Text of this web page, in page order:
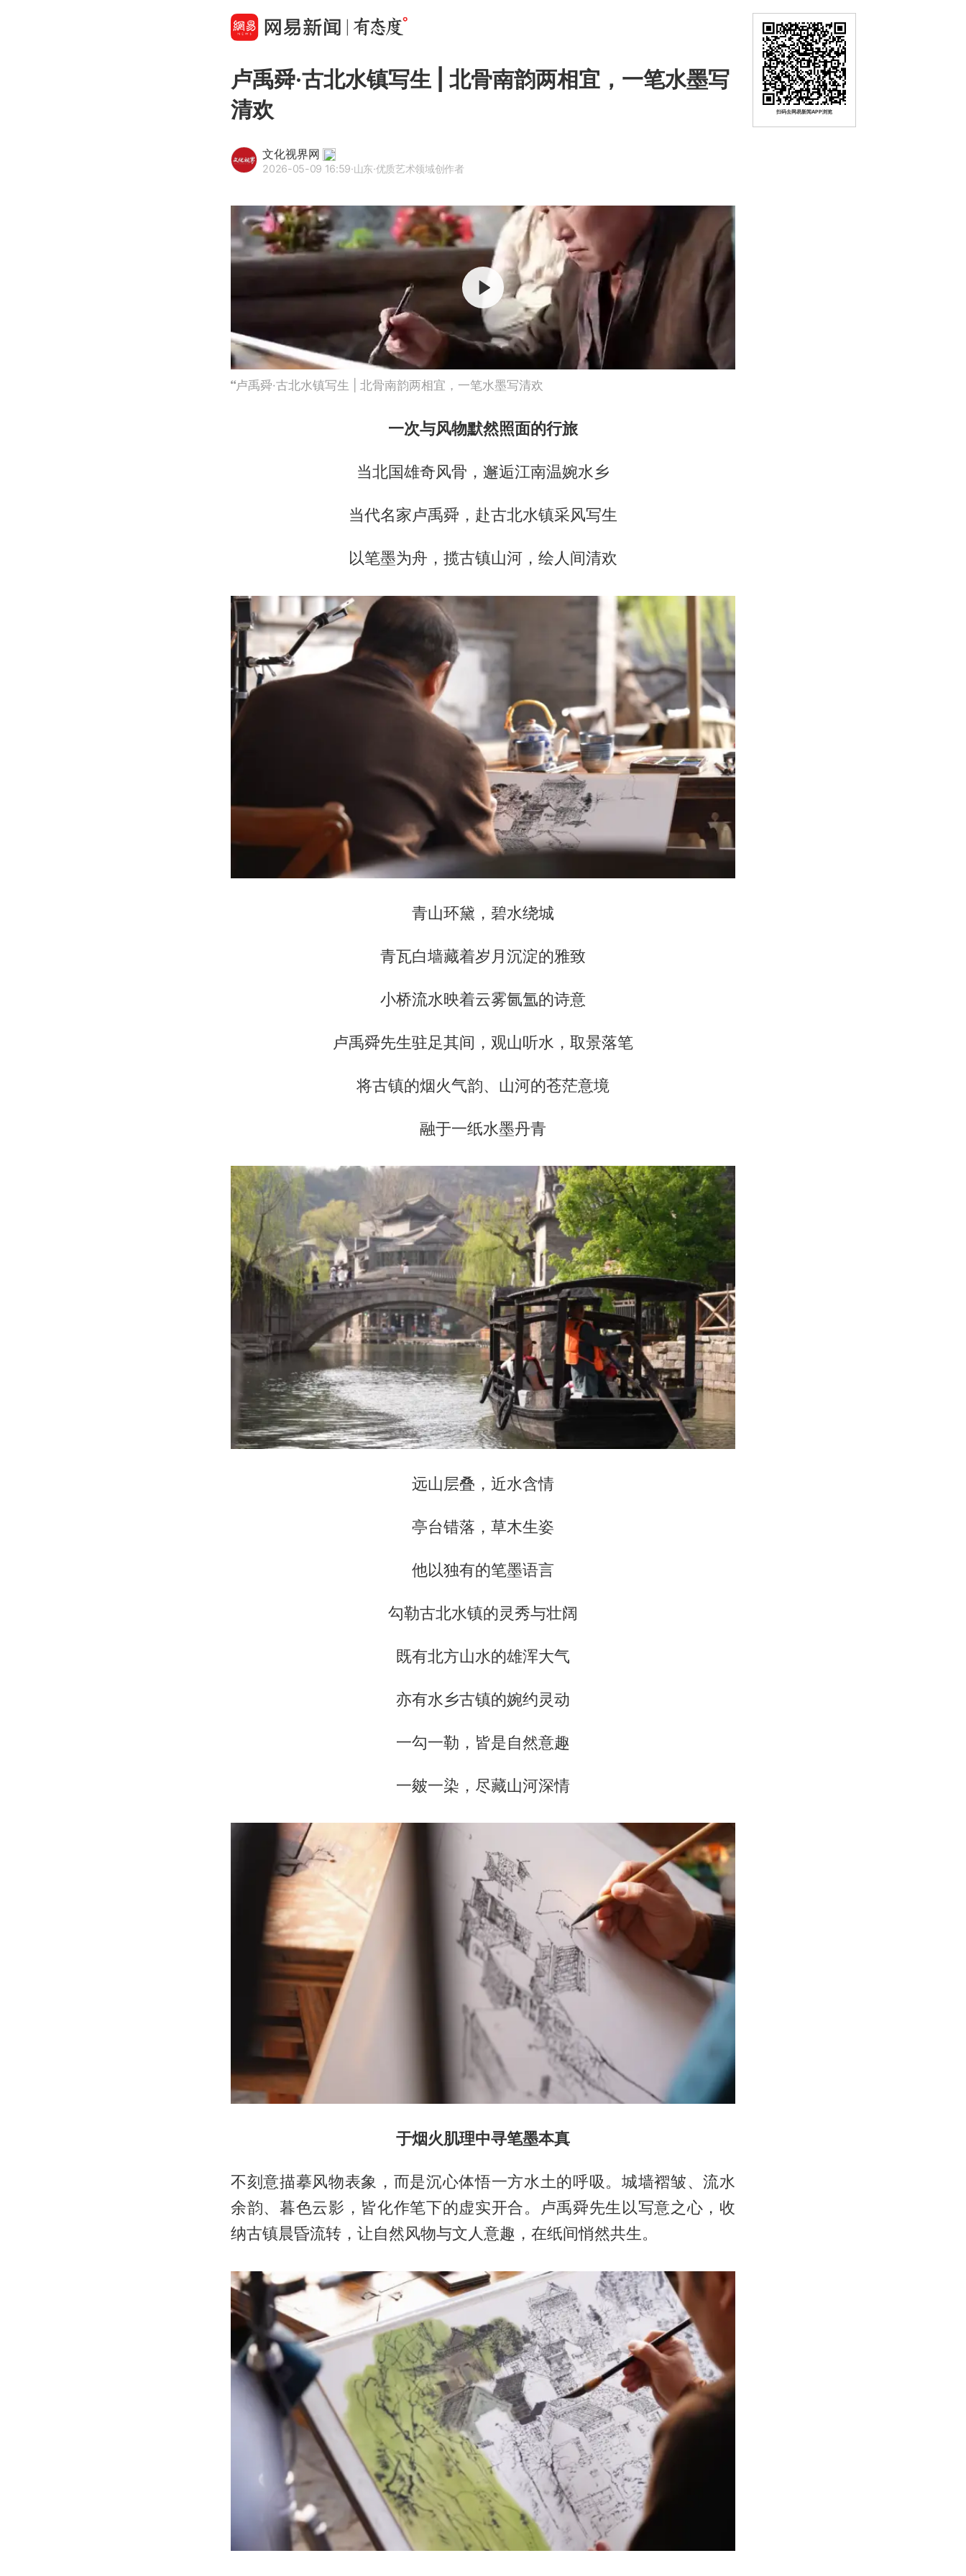
卢禹舜·古北水镇写生 | 北骨南韵两相宜，一笔水墨写
清欢
文化视界网
2026-05-09 16:59·山东·优质艺术领域创作者
卢禹舜·古北水镇写生 | 北骨南韵两相宜，一笔水墨写清欢
一次与风物默然照面的行旅
当北国雄奇风骨，邂逅江南温婉水乡
当代名家卢禹舜，赴古北水镇采风写生
以笔墨为舟，揽古镇山河，绘人间清欢
青山环黛，碧水绕城
青瓦白墙藏着岁月沉淀的雅致
小桥流水映着云雾氤氲的诗意
卢禹舜先生驻足其间，观山听水，取景落笔
将古镇的烟火气韵、山河的苍茫意境
融于一纸水墨丹青
远山层叠，近水含情
亭台错落，草木生姿
他以独有的笔墨语言
勾勒古北水镇的灵秀与壮阔
既有北方山水的雄浑大气
亦有水乡古镇的婉约灵动
一勾一勒，皆是自然意趣
一皴一染，尽藏山河深情
于烟火肌理中寻笔墨本真
不刻意描摹风物表象，而是沉心体悟一方水土的呼吸。城墙褶皱、流水
余韵、暮色云影，皆化作笔下的虚实开合。卢禹舜先生以写意之心，收
纳古镇晨昏流转，让自然风物与文人意趣，在纸间悄然共生。
扫码去网易新闻APP浏览